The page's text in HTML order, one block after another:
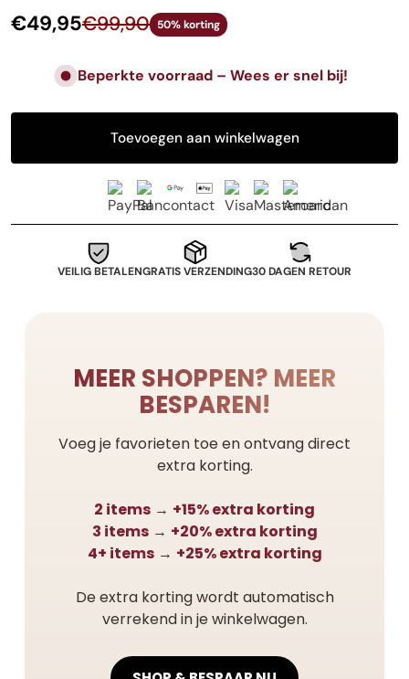
€49,95€99,90 50% korting
Beperkte voorraad – Wees er snel bij!
Toevoegen aan winkelwagen
VEILIG BETALENGRATIS VERZENDING30 DAGEN RETOUR
MEER SHOPPEN? MEER
BESPAREN!
Voeg je favorieten toe en ontvang direct
extra korting.
2 items → +15% extra korting
3 items→ +20% extra korting
4+ items→ +25% extra korting
De extra korting wordt automatisch
verrekend in je winkelwagen.